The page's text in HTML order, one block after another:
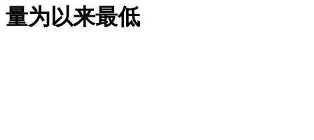
量为以来最低